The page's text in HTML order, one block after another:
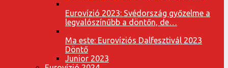
Eurovízió 2023: Svédország győzelme a
legvalószínűbb a döntőn, de…
Ma este: Eurovíziós Dalfesztivál 2023
Döntő
Junior 2023